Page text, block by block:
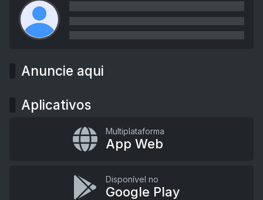
Anuncie aqui
Aplicativos
Multiplataforma
App Web
Disponível no
Google Play